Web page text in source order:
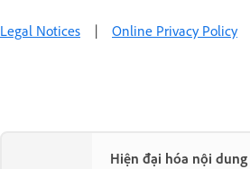
Legal Notices | Online Privacy Policy
Hiện đại hóa nội